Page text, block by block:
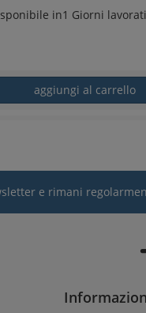
in1 Giorni
aggiungi al carrello
e rimani